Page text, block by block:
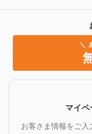
＼
マイ
お客さま情報をご